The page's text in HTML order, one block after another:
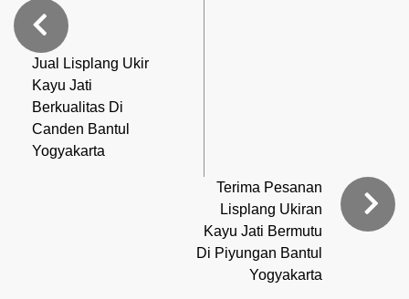
Jual Lisplang Ukir
Kayu Jati
Berkualitas Di
Canden Bantul
Yogyakarta
Terima Pesanan
Lisplang Ukiran
Kayu Jati Bermutu
Di Piyungan Bantul
Yogyakarta